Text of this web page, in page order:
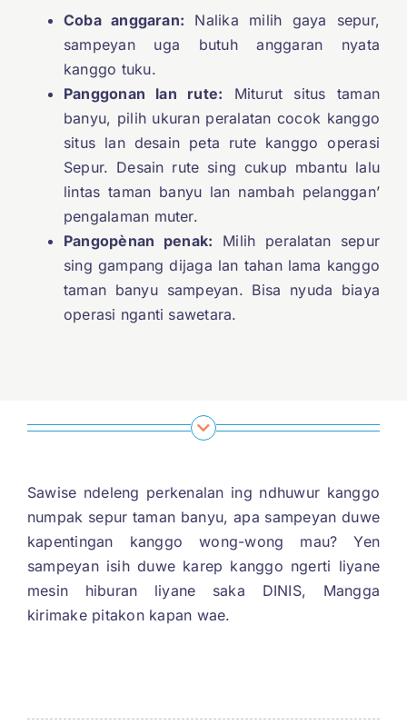
Coba anggaran: Nalika milih gaya sepur,
sampeyan uga butuh anggaran nyata
kanggo tuku.
Panggonan lan rute: Miturut situs taman
banyu, pilih ukuran peralatan cocok kanggo
situs lan desain peta rute kanggo operasi
Sepur. Desain rute sing cukup mbantu lalu
lintas taman banyu lan nambah pelanggan’
pengalaman muter.
Pangopènan penak: Milih peralatan sepur
sing gampang dijaga lan tahan lama kanggo
taman banyu sampeyan. Bisa nyuda biaya
operasi nganti sawetara.
Sawise ndeleng perkenalan ing ndhuwur kanggo
numpak sepur taman banyu, apa sampeyan duwe
kapentingan kanggo wong-wong mau? Yen
sampeyan isih duwe karep kanggo ngerti liyane
mesin hiburan liyane saka DINIS, Mangga
kirimake pitakon kapan wae.